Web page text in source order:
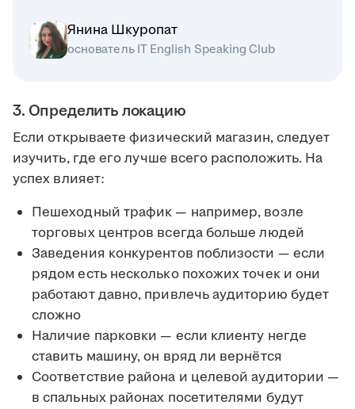
Янина Шкуропат
основатель IT English Speaking Club
3. Определить локацию
Если открываете физический магазин, следует
изучить, где его лучше всего расположить. На
успех влияет:
Пешеходный трафик — например, возле
торговых центров всегда больше людей
Заведения конкурентов поблизости — если
рядом есть несколько похожих точек и они
работают давно, привлечь аудиторию будет
сложно
Наличие парковки — если клиенту негде
ставить машину, он вряд ли вернётся
Соответствие района и целевой аудитории —
в спальных районах посетителями будут